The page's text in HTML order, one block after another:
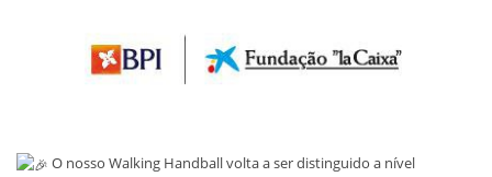
O nosso Walking Handball volta a ser distinguido a nível